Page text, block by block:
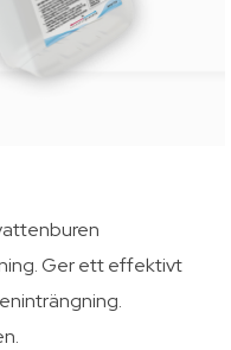
Ger ett effektivt